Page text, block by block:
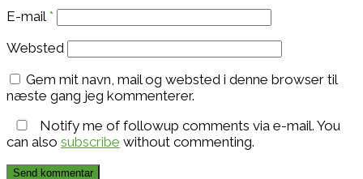
E-mail *
Websted
Gem mit navn, mail og websted i denne browser til
næste gang jeg kommenterer.
Notify me of followup comments via e-mail. You
can also subscribe without commenting.